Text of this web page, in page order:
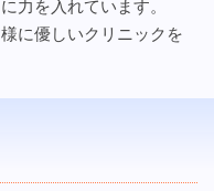
力を入れています。
に優しいクリニックを